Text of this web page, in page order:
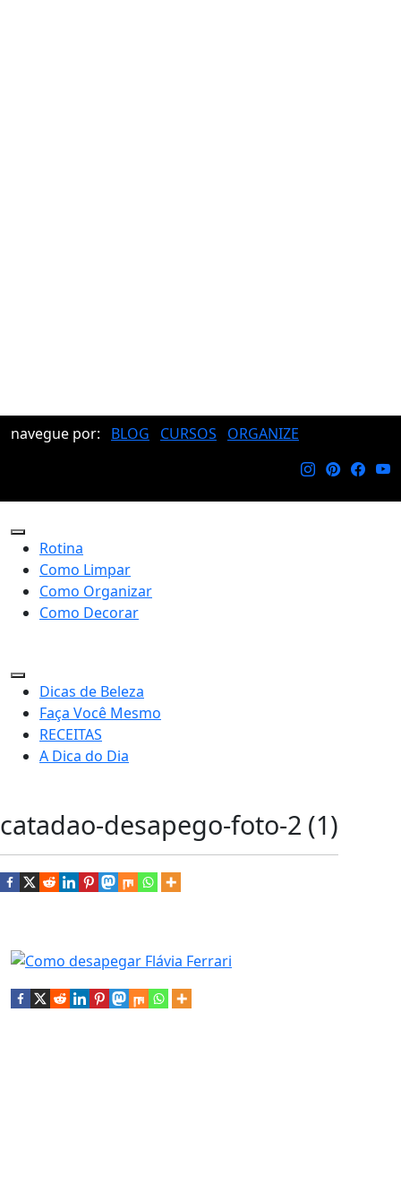
navegue por: BLOG CURSOS ORGANIZE
Rotina
Como Limpar
Como Organizar
Como Decorar
Dicas de Beleza
Faça Você Mesmo
RECEITAS
A Dica do Dia
catadao-desapego-foto-2 (1)